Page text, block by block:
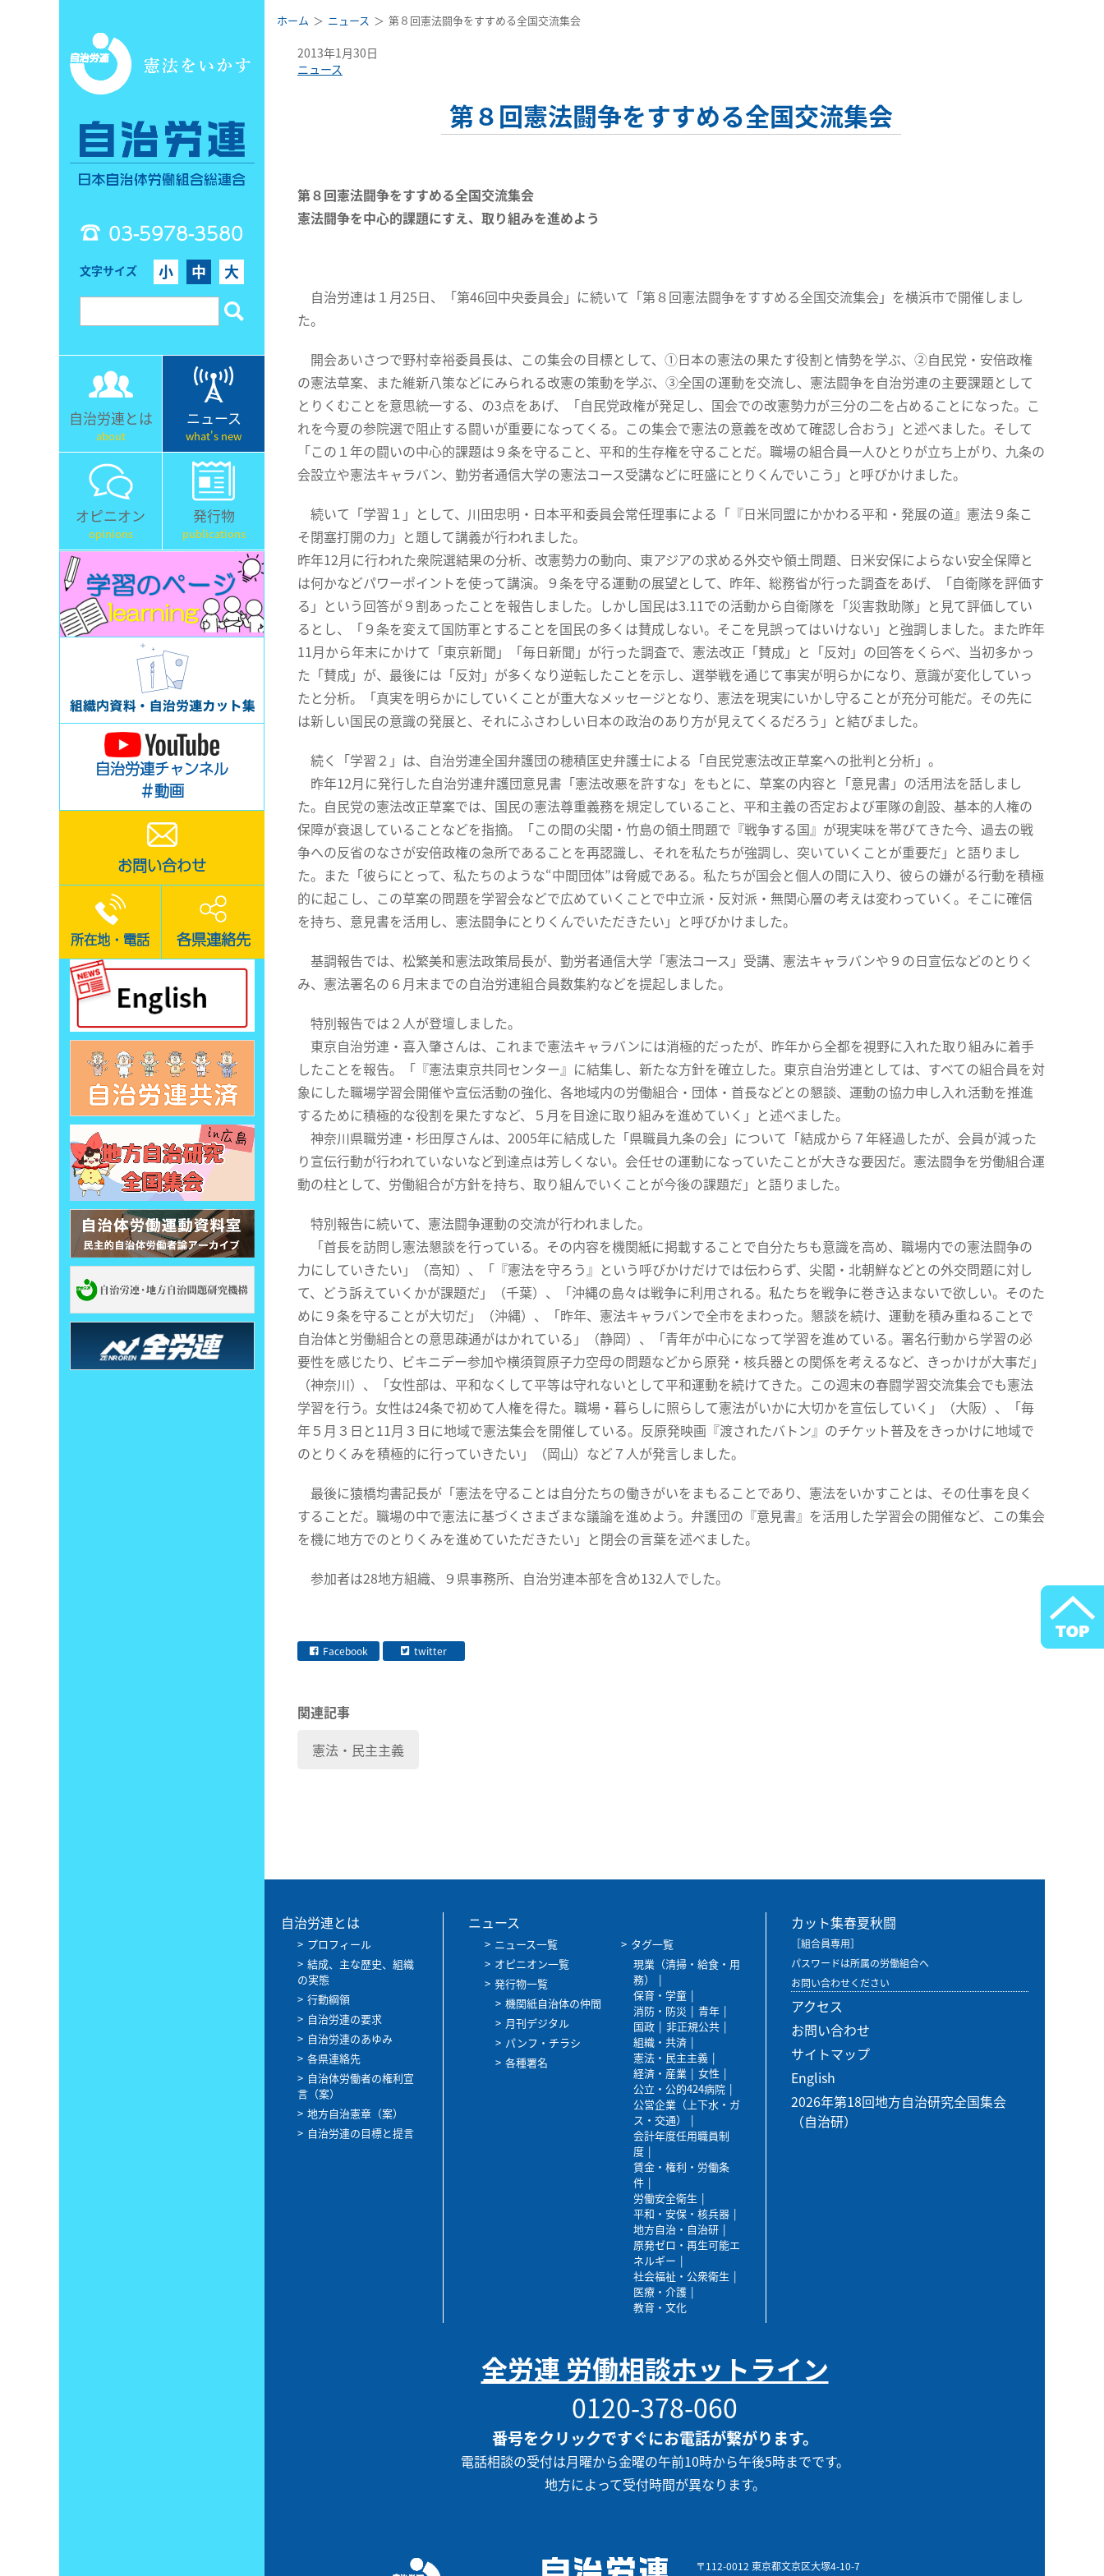
03-5978-3580
文字サイズ 小 中 大
自治労連とは
about
ニュース
what's new
オピニオン
opinions
発行物
publications
自治労連チャンネル
＃動画
お問い合わせ
所在地・電話 各県連絡先
ホーム ニュース 第８回憲法闘争をすすめる全国交流集会
2013年1月30日
ニュース
第８回憲法闘争をすすめる全国交流集会
第８回憲法闘争をすすめる全国交流集会
憲法闘争を中心的課題にすえ、取り組みを進めよう
自治労連は１月25日、「第46回中央委員会」に続いて「第８回憲法闘争をすすめる全国交流集会」を横浜市で開催しまし
た。
開会あいさつで野村幸裕委員長は、この集会の目標として、①日本の憲法の果たす役割と情勢を学ぶ、②自民党・安倍政権
の憲法草案、また維新八策などにみられる改憲の策動を学ぶ、③全国の運動を交流し、憲法闘争を自治労連の主要課題として
とりくむことを意思統一する、の3点をあげ、「自民党政権が発足し、国会での改憲勢力が三分の二を占めることになった。こ
れを今夏の参院選で阻止する闘いが重要になってくる。この集会で憲法の意義を改めて確認し合おう」と述べました。そして
「この１年の闘いの中心的課題は９条を守ること、平和的生存権を守ることだ。職場の組合員一人ひとりが立ち上がり、九条の
会設立や憲法キャラバン、勤労者通信大学の憲法コース受講などに旺盛にとりくんでいこう」と呼びかけました。
続いて「学習１」として、川田忠明・日本平和委員会常任理事による「『日米同盟にかかわる平和・発展の道』憲法９条こ
そ閉塞打開の力」と題して講義が行われました。
昨年12月に行われた衆院選結果の分析、改憲勢力の動向、東アジアの求める外交や領土問題、日米安保によらない安全保障と
は何かなどパワーポイントを使って講演。９条を守る運動の展望として、昨年、総務省が行った調査をあげ、「自衛隊を評価す
る」という回答が９割あったことを報告しました。しかし国民は3.11での活動から自衛隊を「災害救助隊」と見て評価してい
るとし、「９条を変えて国防軍とすることを国民の多くは賛成しない。そこを見誤ってはいけない」と強調しました。また昨年
11月から年末にかけて「東京新聞」「毎日新聞」が行った調査で、憲法改正「賛成」と「反対」の回答をくらべ、当初多かっ
た「賛成」が、最後には「反対」が多くなり逆転したことを示し、選挙戦を通じて事実が明らかになり、意識が変化していっ
たと分析。「真実を明らかにしていくことが重大なメッセージとなり、憲法を現実にいかし守ることが充分可能だ。その先に
は新しい国民の意識の発展と、それにふさわしい日本の政治のあり方が見えてくるだろう」と結びました。
続く「学習２」は、自治労連全国弁護団の穂積匡史弁護士による「自民党憲法改正草案への批判と分析」。
昨年12月に発行した自治労連弁護団意見書「憲法改悪を許すな」をもとに、草案の内容と「意見書」の活用法を話しまし
た。自民党の憲法改正草案では、国民の憲法尊重義務を規定していること、平和主義の否定および軍隊の創設、基本的人権の
保障が衰退していることなどを指摘。「この間の尖閣・竹島の領土問題で『戦争する国』が現実味を帯びてきた今、過去の戦
争への反省のなさが安倍政権の急所であることを再認識し、それを私たちが強調し、突いていくことが重要だ」と語りまし
た。また「彼らにとって、私たちのような“中間団体”は脅威である。私たちが国会と個人の間に入り、彼らの嫌がる行動を積極
的に起こし、この草案の問題を学習会などで広めていくことで中立派・反対派・無関心層の考えは変わっていく。そこに確信
を持ち、意見書を活用し、憲法闘争にとりくんでいただきたい」と呼びかけました。
基調報告では、松繁美和憲法政策局長が、勤労者通信大学「憲法コース」受講、憲法キャラバンや９の日宣伝などのとりく
み、憲法署名の６月末までの自治労連組合員数集約などを提起しました。
特別報告では２人が登壇しました。
東京自治労連・喜入肇さんは、これまで憲法キャラバンには消極的だったが、昨年から全都を視野に入れた取り組みに着手
したことを報告。「『憲法東京共同センター』に結集し、新たな方針を確立した。東京自治労連としては、すべての組合員を対
象にした職場学習会開催や宣伝活動の強化、各地域内の労働組合・団体・首長などとの懇談、運動の協力申し入れ活動を推進
するために積極的な役割を果たすなど、５月を目途に取り組みを進めていく」と述べました。
神奈川県職労連・杉田厚さんは、2005年に結成した「県職員九条の会」について「結成から７年経過したが、会員が減った
り宣伝行動が行われていないなど到達点は芳しくない。会任せの運動になっていたことが大きな要因だ。憲法闘争を労働組合運
動の柱として、労働組合が方針を持ち、取り組んでいくことが今後の課題だ」と語りました。
特別報告に続いて、憲法闘争運動の交流が行われました。
「首長を訪問し憲法懇談を行っている。その内容を機関紙に掲載することで自分たちも意識を高め、職場内での憲法闘争の
力にしていきたい」（高知）、「『憲法を守ろう』という呼びかけだけでは伝わらず、尖閣・北朝鮮などとの外交問題に対し
て、どう訴えていくかが課題だ」（千葉）、「沖縄の島々は戦争に利用される。私たちを戦争に巻き込まないで欲しい。そのた
めに９条を守ることが大切だ」（沖縄）、「昨年、憲法キャラバンで全市をまわった。懇談を続け、運動を積み重ねることで
自治体と労働組合との意思疎通がはかれている」（静岡）、「青年が中心になって学習を進めている。署名行動から学習の必
要性を感じたり、ビキニデー参加や横須賀原子力空母の問題などから原発・核兵器との関係を考えるなど、きっかけが大事だ」
（神奈川）、「女性部は、平和なくして平等は守れないとして平和運動を続けてきた。この週末の春闘学習交流集会でも憲法
学習を行う。女性は24条で初めて人権を得た。職場・暮らしに照らして憲法がいかに大切かを宣伝していく」（大阪）、「毎
年５月３日と11月３日に地域で憲法集会を開催している。反原発映画『渡されたバトン』のチケット普及をきっかけに地域で
のとりくみを積極的に行っていきたい」（岡山）など７人が発言しました。
最後に猿橋均書記長が「憲法を守ることは自分たちの働きがいをまもることであり、憲法をいかすことは、その仕事を良く
することだ。職場の中で憲法に基づくさまざまな議論を進めよう。弁護団の『意見書』を活用した学習会の開催など、この集会
を機に地方でのとりくみを進めていただきたい」と閉会の言葉を述べました。
参加者は28地方組織、９県事務所、自治労連本部を含め132人でした。
Facebook twitter
関連記事
憲法・民主主義
自治労連とは
プロフィール
結成、主な歴史、組織
の実態
行動綱領
自治労連の要求
自治労連のあゆみ
各県連絡先
自治体労働者の権利宣
言（案）
地方自治憲章（案）
自治労連の目標と提言
ニュース
ニュース一覧
オピニオン一覧
発行物一覧
機関紙自治体の仲間
月刊デジタル
パンフ・チラシ
各種署名
タグ一覧
現業（清掃・給食・用
務）
保育・学童
消防・防災
青年
国政
非正規公共
組織・共済
憲法・民主主義
経済・産業
女性
公立・公的424病院
公営企業（上下水・ガ
ス・交通）
会計年度任用職員制
度
賃金・権利・労働条
件
労働安全衛生
平和・安保・核兵器
地方自治・自治研
原発ゼロ・再生可能エ
ネルギー
社会福祉・公衆衛生
医療・介護
教育・文化
カット集春夏秋闘
［組合員専用］
パスワードは所属の労働組合へ
お問い合わせください
アクセス
お問い合わせ
サイトマップ
English
2026年第18回地方自治研究全国集会
（自治研）
全労連 労働相談ホットライン
0120-378-060
番号をクリックですぐにお電話が繋がります。
電話相談の受付は月曜から金曜の午前10時から午後5時までです。
地方によって受付時間が異なります。
〒112-0012 東京都文京区大塚4-10-7